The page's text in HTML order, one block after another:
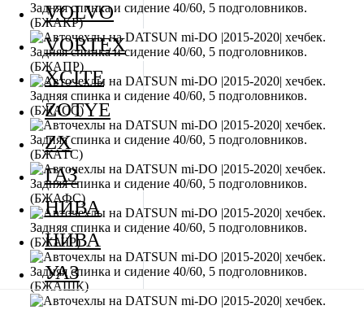
VOLVO
VORTEX
XCITE
ZOTYE
ZX
ГАЗ
НИВА
НИВА
УАЗ